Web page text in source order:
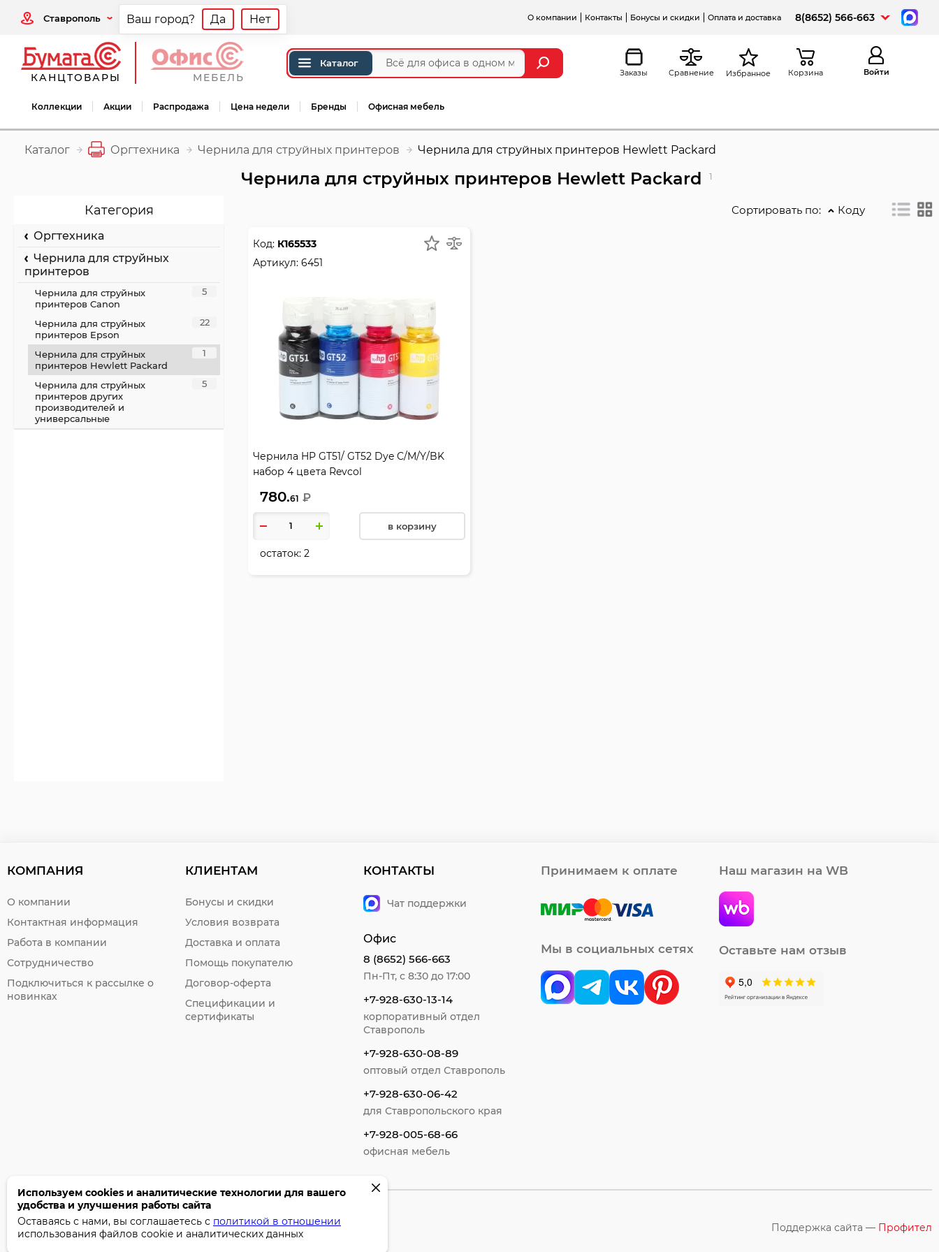
Ставрополь Ваш город? Да Нет О компании Контакты Бонусы и скидки Оплата и доставка 8(8652) 566-663
КАНЦТОВАРЫ МЕБЕЛЬ
Каталог
Заказы Сравнение Избранное Корзина Войти
Коллекции Акции Распродажа Цена недели Бренды Офисная мебель
Каталог Оргтехника Чернила для струйных принтеров Чернила для струйных принтеров Hewlett Packard
Чернила для струйных принтеров Hewlett Packard 1
Сортировать по: Коду
Код: К165533
Артикул: 6451
Чернила HP GT51/ GT52 Dye C/M/Y/BK
набор 4 цвета Revcol
780.61 ₽
в корзину
остаток: 2
Категория
Оргтехника
Чернила для струйных
принтеров
Чернила для струйных
принтеров Canon
5
Чернила для струйных
принтеров Epson
22
Чернила для струйных
принтеров Hewlett Packard
1
Чернила для струйных
принтеров других
производителей и
универсальные
5
КОМПАНИЯ
О компании
Контактная информация
Работа в компании
Сотрудничество
Подключиться к рассылке о
новинках
КЛИЕНТАМ
Бонусы и скидки
Условия возврата
Доставка и оплата
Помощь покупателю
Договор-оферта
Спецификации и
сертификаты
КОНТАКТЫ
Чат поддержки
Офис
8 (8652) 566-663
Пн-Пт, с 8:30 до 17:00
+7-928-630-13-14
корпоративный отдел
Ставрополь
+7-928-630-08-89
оптовый отдел Ставрополь
+7-928-630-06-42
для Ставропольского края
+7-928-005-68-66
офисная мебель
Принимаем к оплате
Мы в социальных сетях
Наш магазин на WB
Оставьте нам отзыв
©2005-2026 Бумага-С. Все права защищены.
Политика конфиденциальности
Поддержка сайта — Профител
Используем cookies и аналитические технологии для вашего
удобства и улучшения работы сайта
Оставаясь с нами, вы соглашаетесь с политикой в отношении
использования файлов cookie и аналитических данных